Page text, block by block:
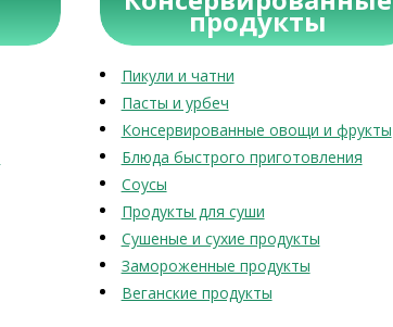
продукты
Пикули и чатни
Пасты и урбеч
Консервированные овощи и фрукты
Блюда быстрого приготовления
Соусы
Продукты для суши
Сушеные и сухие продукты
Замороженные продукты
Веганские продукты